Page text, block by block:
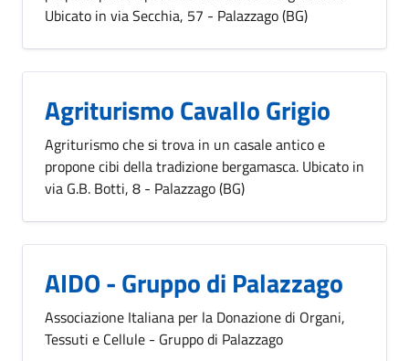
Ubicato in via Secchia, 57 - Palazzago (BG)
Agriturismo Cavallo Grigio
Agriturismo che si trova in un casale antico e
propone cibi della tradizione bergamasca. Ubicato in
via G.B. Botti, 8 - Palazzago (BG)
AIDO - Gruppo di Palazzago
Associazione Italiana per la Donazione di Organi,
Tessuti e Cellule - Gruppo di Palazzago